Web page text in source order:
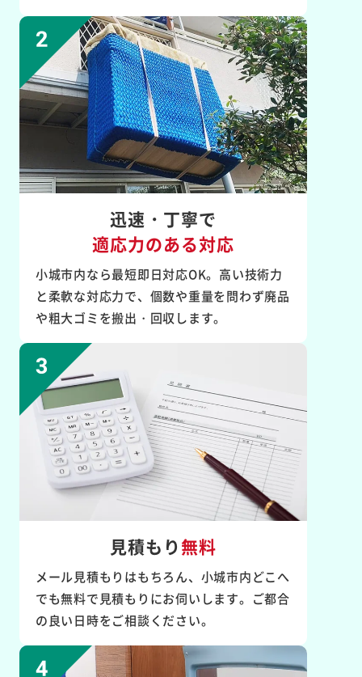
迅速・丁寧で
適応力のある対応
小城市内なら最短即日対応OK。高い技術力
と柔軟な対応力で、個数や重量を問わず廃品
や粗大ゴミを搬出・回収します。
見積もり無料
メール見積もりはもちろん、小城市内どこへ
でも無料で見積もりにお伺いします。ご都合
の良い日時をご相談ください。